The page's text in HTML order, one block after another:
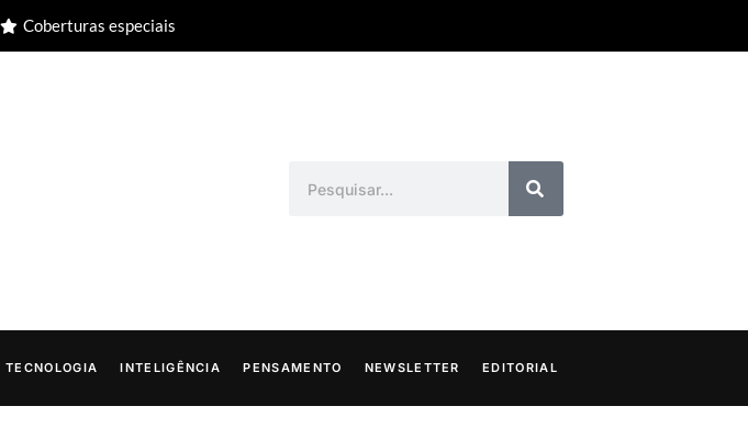
Coberturas especiais
TECNOLOGIA INTELIGÊNCIA PENSAMENTO NEWSLETTER EDITORIAL